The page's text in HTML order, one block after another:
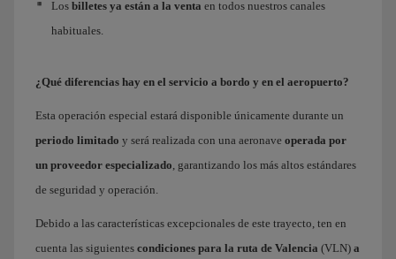
Los billetes ya están a la venta en todos nuestros canales
habituales.
¿Qué diferencias hay en el servicio a bordo y en el aeropuerto?
Esta operación especial estará disponible únicamente durante un
periodo limitado y será realizada con una aeronave operada por
un proveedor especializado, garantizando los más altos estándares
de seguridad y operación.
Debido a las características excepcionales de este trayecto, ten en
cuenta las siguientes condiciones para la ruta de Valencia (VLN) a